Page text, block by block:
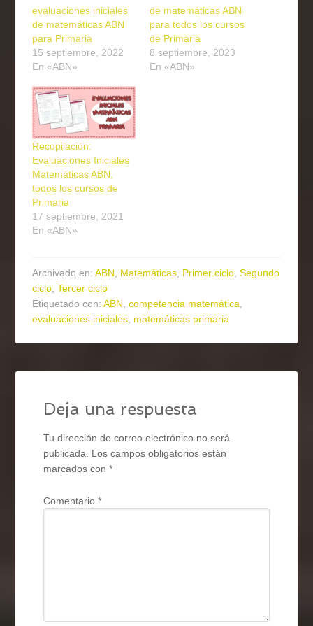
evaluaciones iniciales
de matemáticas ABN
para Primaria
15 septiembre, 2022
En «ABN»
de matemáticas ABN
para todos los cursos
de Primaria
8 septiembre, 2023
En «ABN»
Recopilación:
Evaluaciones Iniciales
Matemáticas ABN,
todos los cursos de
Primaria
17 septiembre, 2021
En «ABN»
Archivado en:ABN Matemáticas Primer ciclo ,Segundo
ciclo ,Tercer ciclo
Etiquetado con:ABN ,competencia matemática
evaluaciones iniciales matemáticas primaria
Deja una respuesta
Tu dirección de correo electrónico no será
publicada.
Los campos obligatorios están
marcados con*
Comentario*